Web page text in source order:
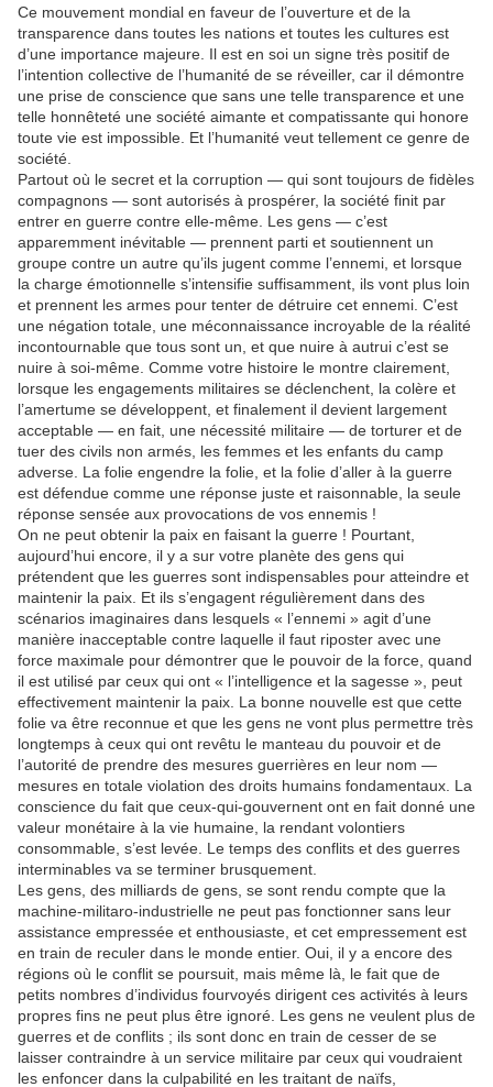
Ce mouvement mondial en faveur de l’ouverture et de la
transparence dans toutes les nations et toutes les cultures est
d’une importance majeure. Il est en soi un signe très positif de
l’intention collective de l’humanité de se réveiller, car il démontre
une prise de conscience que sans une telle transparence et une
telle honnêteté une société aimante et compatissante qui honore
toute vie est impossible. Et l’humanité veut tellement ce genre de
société.
Partout où le secret et la corruption — qui sont toujours de fidèles
compagnons — sont autorisés à prospérer, la société finit par
entrer en guerre contre elle-même. Les gens — c’est
apparemment inévitable — prennent parti et soutiennent un
groupe contre un autre qu’ils jugent comme l’ennemi, et lorsque
la charge émotionnelle s’intensifie suffisamment, ils vont plus loin
et prennent les armes pour tenter de détruire cet ennemi. C’est
une négation totale, une méconnaissance incroyable de la réalité
incontournable que tous sont un, et que nuire à autrui c’est se
nuire à soi-même. Comme votre histoire le montre clairement,
lorsque les engagements militaires se déclenchent, la colère et
l’amertume se développent, et finalement il devient largement
acceptable — en fait, une nécessité militaire — de torturer et de
tuer des civils non armés, les femmes et les enfants du camp
adverse. La folie engendre la folie, et la folie d’aller à la guerre
est défendue comme une réponse juste et raisonnable, la seule
réponse sensée aux provocations de vos ennemis !
On ne peut obtenir la paix en faisant la guerre ! Pourtant,
aujourd’hui encore, il y a sur votre planète des gens qui
prétendent que les guerres sont indispensables pour atteindre et
maintenir la paix. Et ils s’engagent régulièrement dans des
scénarios imaginaires dans lesquels « l’ennemi » agit d’une
manière inacceptable contre laquelle il faut riposter avec une
force maximale pour démontrer que le pouvoir de la force, quand
il est utilisé par ceux qui ont « l’intelligence et la sagesse », peut
effectivement maintenir la paix. La bonne nouvelle est que cette
folie va être reconnue et que les gens ne vont plus permettre très
longtemps à ceux qui ont revêtu le manteau du pouvoir et de
l’autorité de prendre des mesures guerrières en leur nom —
mesures en totale violation des droits humains fondamentaux. La
conscience du fait que ceux-qui-gouvernent ont en fait donné une
valeur monétaire à la vie humaine, la rendant volontiers
consommable, s’est levée. Le temps des conflits et des guerres
interminables va se terminer brusquement.
Les gens, des milliards de gens, se sont rendu compte que la
machine-militaro-industrielle ne peut pas fonctionner sans leur
assistance empressée et enthousiaste, et cet empressement est
en train de reculer dans le monde entier. Oui, il y a encore des
régions où le conflit se poursuit, mais même là, le fait que de
petits nombres d’individus fourvoyés dirigent ces activités à leurs
propres fins ne peut plus être ignoré. Les gens ne veulent plus de
guerres et de conflits ; ils sont donc en train de cesser de se
laisser contraindre à un service militaire par ceux qui voudraient
les enfoncer dans la culpabilité en les traitant de naïfs,